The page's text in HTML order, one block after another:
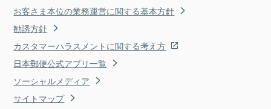
お客さま本位の業務運営に関する基本方針
勧誘方針
カスタマーハラスメントに関する考え方
日本郵便公式アプリ一覧
ソーシャルメディア
サイトマップ